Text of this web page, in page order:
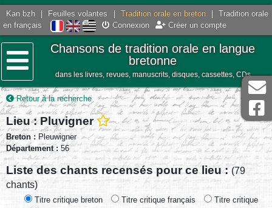
Kan.bzh Feuilles volantes Tradition orale en breton
Tradition orale
en français
Connexion Créer un compte
Menu
Chansons de tradition orale en langue
bretonne
dans les livres, revues, manuscrits, disques, cassettes, CDs
Retour à la recherche
Lieu : Pluvigner
Breton : Pleuwigner
Département : 56
Liste des chants recensés pour ce lieu : (79
chants)
Titre critique breton Titre critique français
Titre critique